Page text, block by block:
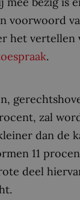
voorwoord
het vertellen
.
zal
dan de
11
deel